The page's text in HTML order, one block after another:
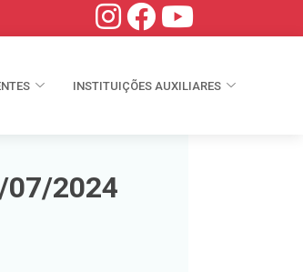
INSTITUIÇÕES AUXILIARES
07/2024